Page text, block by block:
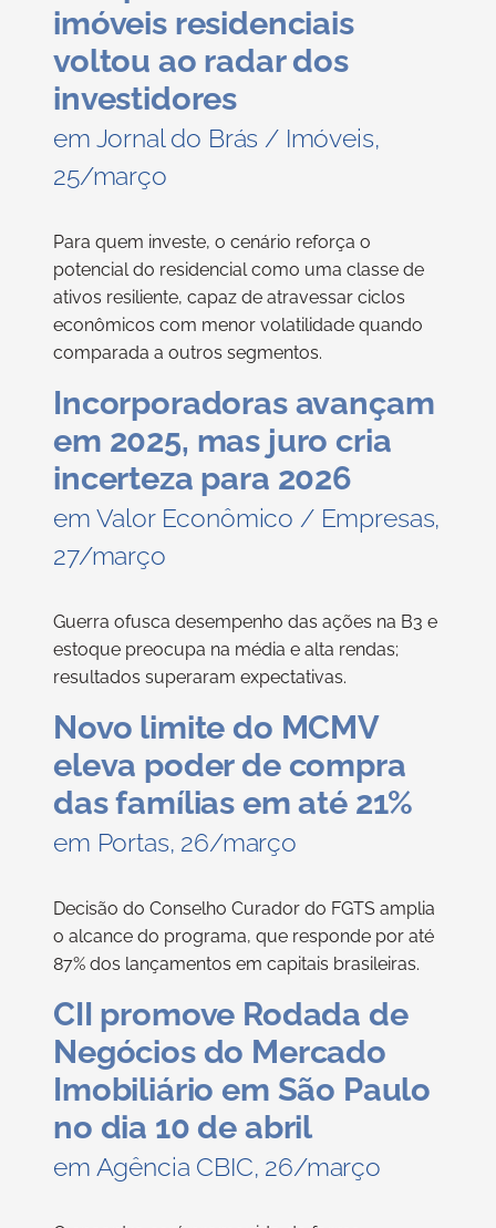
imóveis residenciais
voltou ao radar dos
investidores
em Jornal do Brás / Imóveis,
25/março
Para quem investe, o cenário reforça o
potencial do residencial como uma classe de
ativos resiliente, capaz de atravessar ciclos
econômicos com menor volatilidade quando
comparada a outros segmentos.
Incorporadoras avançam
em 2025, mas juro cria
incerteza para 2026
em Valor Econômico / Empresas,
27/março
Guerra ofusca desempenho das ações na B3 e
estoque preocupa na média e alta rendas;
resultados superaram expectativas.
Novo limite do MCMV
eleva poder de compra
das famílias em até 21%
em Portas, 26/março
Decisão do Conselho Curador do FGTS amplia
o alcance do programa, que responde por até
87% dos lançamentos em capitais brasileiras.
CII promove Rodada de
Negócios do Mercado
Imobiliário em São Paulo
no dia 10 de abril
em Agência CBIC, 26/março